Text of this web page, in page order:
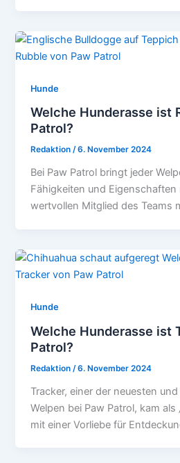
Hunde
Welche Hunderasse ist
Patrol?
Redaktion/6. November 2024
Bei Paw Patrol bringt jeder
Fähigkeiten und Eigenschaften
wertvollen Mitglied des Teams
Hunde
Welche Hunderasse ist
Patrol?
Redaktion /6. November 2024
Tracker, einer der neuesten
Welpen bei Paw Patrol, kam als
mit einer Vorliebe für